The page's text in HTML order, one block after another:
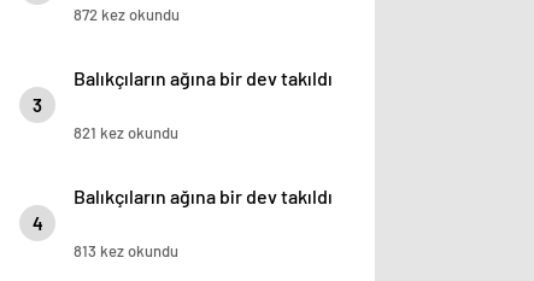
872 kez okundu
3
Balıkçıların ağına bir dev takıldı
821 kez okundu
4
Balıkçıların ağına bir dev takıldı
813 kez okundu